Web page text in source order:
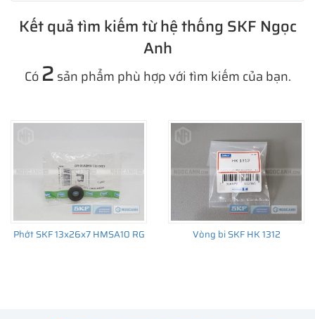
Kết quả tìm kiếm từ hệ thống SKF Ngọc
Anh
Có 2 sản phẩm phù hợp với tìm kiếm của bạn.
Phớt SKF 13x26x7 HMSA10 RG Vòng bi SKF HK 1312